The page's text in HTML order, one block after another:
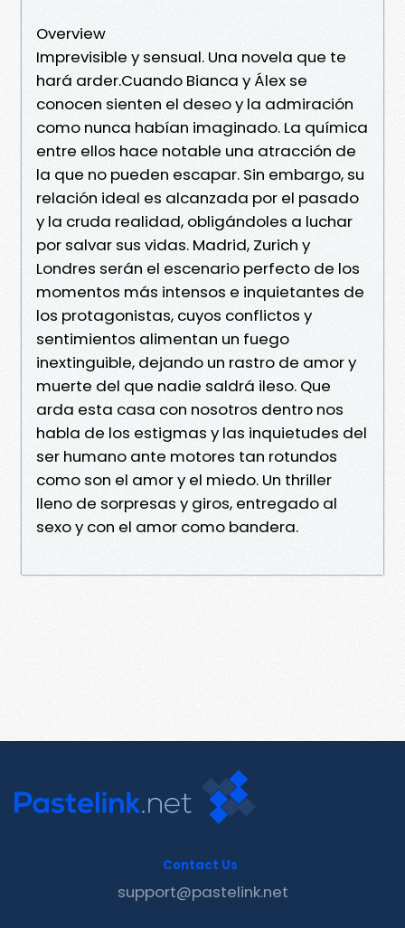
Overview
Imprevisible y sensual. Una novela que te
hará arder.Cuando Bianca y Álex se
conocen sienten el deseo y la admiración
como nunca habían imaginado. La química
entre ellos hace notable una atracción de
la que no pueden escapar. Sin embargo, su
relación ideal es alcanzada por el pasado
y la cruda realidad, obligándoles a luchar
por salvar sus vidas. Madrid, Zurich y
Londres serán el escenario perfecto de los
momentos más intensos e inquietantes de
los protagonistas, cuyos conflictos y
sentimientos alimentan un fuego
inextinguible, dejando un rastro de amor y
muerte del que nadie saldrá ileso. Que
arda esta casa con nosotros dentro nos
habla de los estigmas y las inquietudes del
ser humano ante motores tan rotundos
como son el amor y el miedo. Un thriller
lleno de sorpresas y giros, entregado al
sexo y con el amor como bandera.
Contact Us
support@pastelink.net